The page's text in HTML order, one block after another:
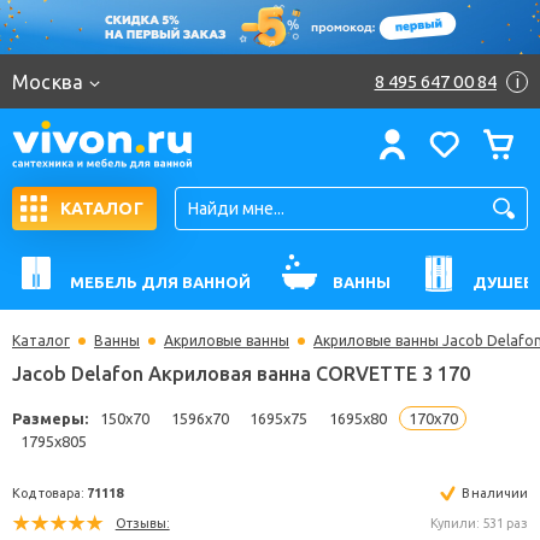
Москва 8 495 647 00 84 i
КАТАЛОГ
МЕБЕЛЬ ДЛЯ ВАННОЙ ВАННЫ
Каталог Ванны Акриловые ванны Акриловые ванны Jacob
Jacob Delafon Акриловая ванна CORVETTE 3 170
1795x805